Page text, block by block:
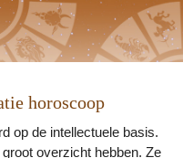
horoscoop
op de intellectuele basis.
overzicht hebben. Ze